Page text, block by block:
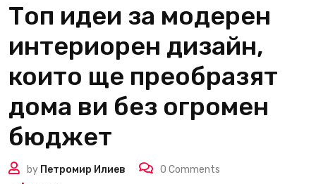
Топ идеи за модерен
интериорен дизайн,
които ще преобразят
дома ви без огромен
бюджет
by Петромир Илиев 0 Comments